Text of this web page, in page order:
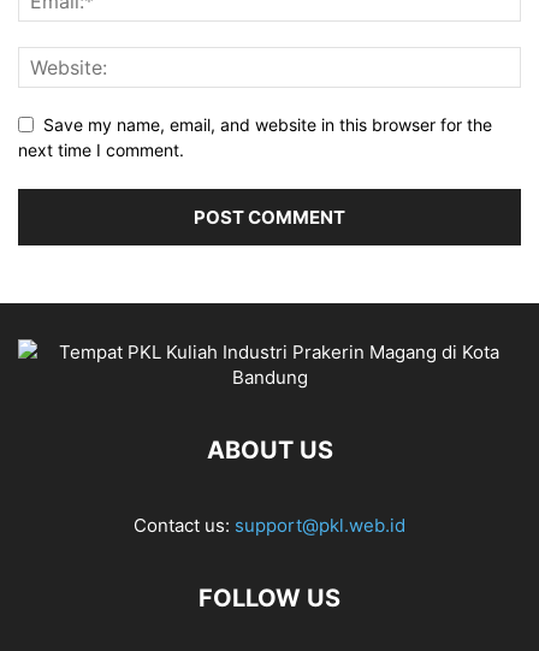
Save my name, email, and website in this browser for the
next time I comment.
ABOUT US
Contact us: support@pkl.web.id
FOLLOW US